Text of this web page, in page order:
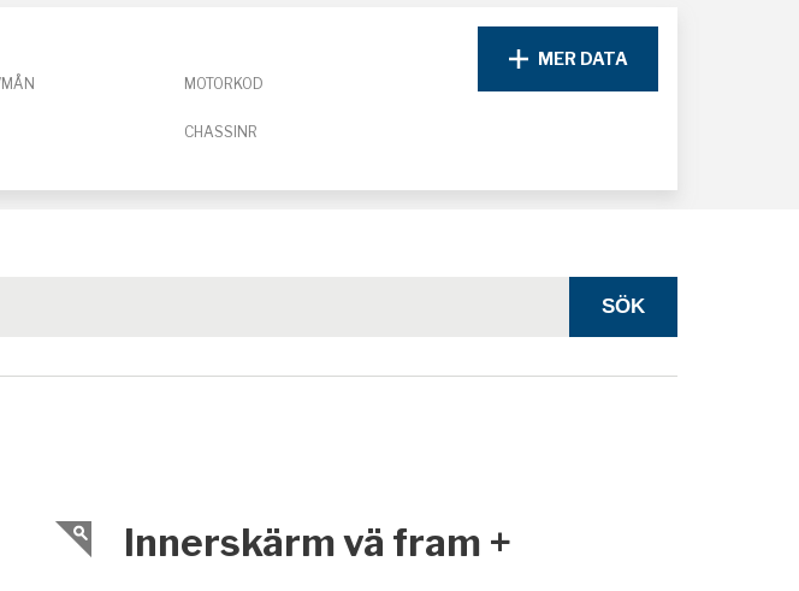
MOTORKOD
CHASSINR
MER DATA
Innerskärm vä fram +